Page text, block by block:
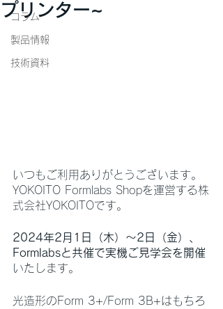
コラム
製品情報
技術資料
プリンター~
いつもご利用ありがとうございます。
YOKOITO Formlabs Shopを運営する株
式会社YOKOITOです。
2024年2月1日（木）〜2日（金）、
Formlabsと共催で実機ご見学会を開催
いたします。
光造形のForm 3+/Form 3B+はもちろ